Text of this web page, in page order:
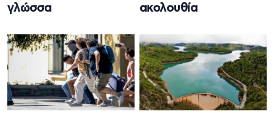
γλώσσα
ακολουθία